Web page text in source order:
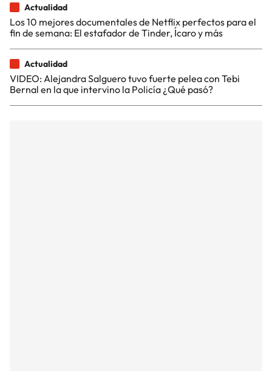
Actualidad
Los 10 mejores documentales de Netflix perfectos para el
fin de semana: El estafador de Tinder, Ícaro y más
Actualidad
VIDEO: Alejandra Salguero tuvo fuerte pelea con Tebi
Bernal en la que intervino la Policía ¿Qué pasó?